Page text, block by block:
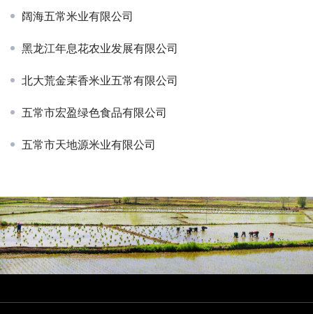
阔海五常米业有限公司
黑龙江年息花农业发展有限公司
北大荒金茉香米业五常有限公司
五常市宏盈绿色食品有限公司
五常市天地源米业有限公司